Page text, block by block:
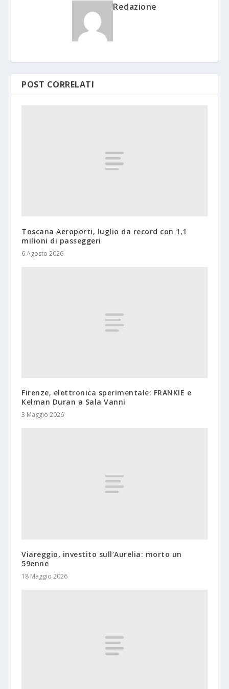
Redazione
POST CORRELATI
Toscana Aeroporti, luglio da record con 1,1
milioni di passeggeri
6 Agosto 2026
Firenze, elettronica sperimentale: FRANKIE e
Kelman Duran a Sala Vanni
3 Maggio 2026
Viareggio, investito sull’Aurelia: morto un
59enne
18 Maggio 2026